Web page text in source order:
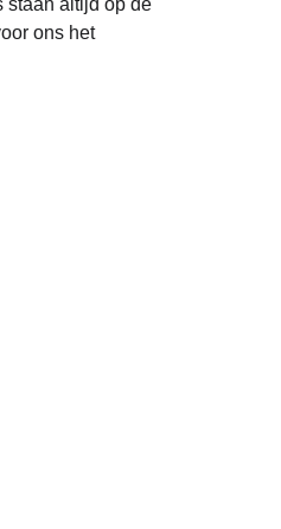
staan altijd op de
ons het